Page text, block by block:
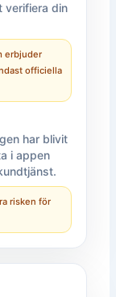
verifiera din
erbjuder
officiella
har blivit
i appen
risken för